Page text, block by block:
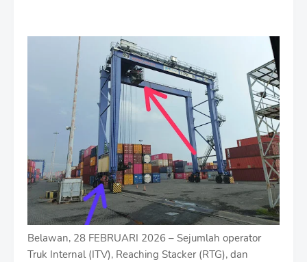
Belawan, 28 FEBRUARI 2026 – Sejumlah operator
Truk Internal (ITV), Reaching Stacker (RTG), dan